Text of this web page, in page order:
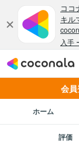
会
ホーム
評価